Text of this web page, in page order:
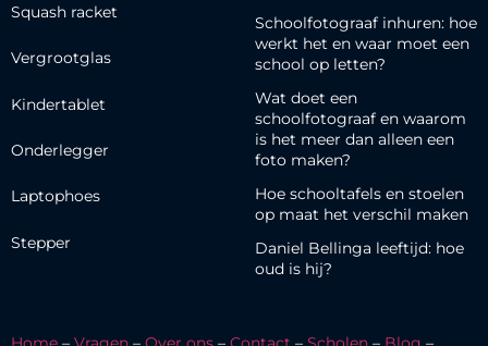
Squash racket
Vergrootglas
Kindertablet
Onderlegger
Laptophoes
Stepper
Schoolfotograaf inhuren: hoe
werkt het en waar moet een
school op letten?
Wat doet een
schoolfotograaf en waarom
is het meer dan alleen een
foto maken?
Hoe schooltafels en stoelen
op maat het verschil maken
Daniel Bellinga leeftijd: hoe
oud is hij?